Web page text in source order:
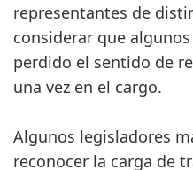
representantes de
considerar que
perdido el sentido de
una vez en el cargo.
Algunos legisladores
reconocer la carga de